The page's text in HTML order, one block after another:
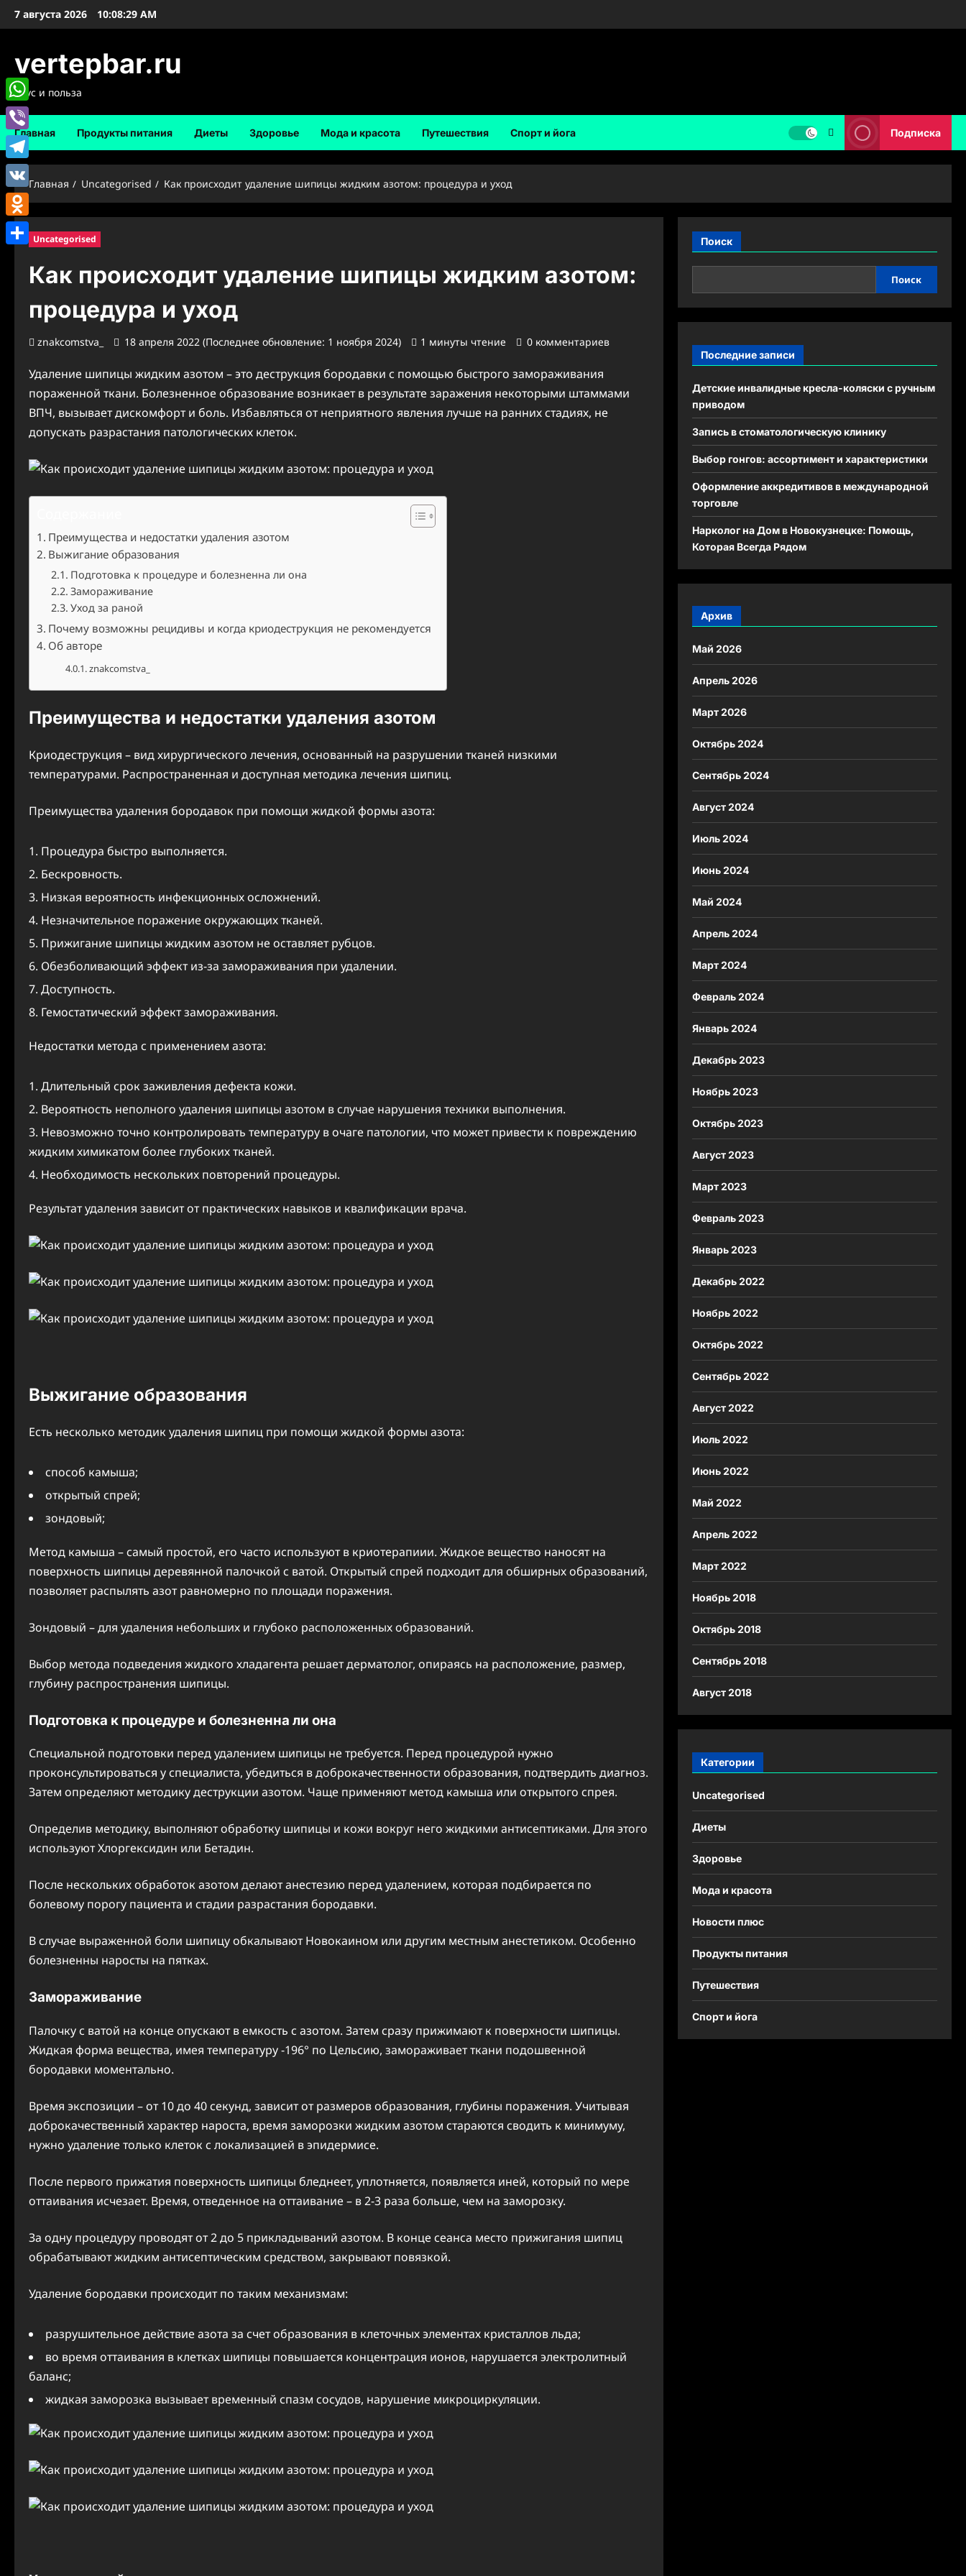
Перейти
7 августа 2026 10:08:30 AM
vertepbar.ru
Вкус и польза
Главная Продукты питания Диеты Здоровье Мода и красота Путешествия Спорт и йога Подписка
Главная Uncategorised Как происходит удаление шипицы жидким азотом: процедура и уход
Uncategorised
Как происходит удаление шипицы жидким азотом:
процедура и уход
znakcomstva_ 18 апреля 2022 (Последнее обновление: 1 ноября 2024) 1 минуты чтение 0 комментариев
Удаление шипицы жидким азотом – это деструкция бородавки с помощью быстрого замораживания
пораженной ткани. Болезненное образование возникает в результате заражения некоторыми штаммами
ВПЧ, вызывает дискомфорт и боль. Избавляться от неприятного явления лучше на ранних стадиях, не
допускать разрастания патологических клеток.
Преимущества и недостатки удаления азотом
Выжигание образования
Подготовка к процедуре и болезненна ли она
Замораживание
Уход за раной
Почему возможны рецидивы и когда криодеструкция не рекомендуется
Об авторе
znakcomstva_
Преимущества и недостатки удаления азотом
Криодеструкция – вид хирургического лечения, основанный на разрушении тканей низкими
температурами. Распространенная и доступная методика лечения шипиц.
Преимущества удаления бородавок при помощи жидкой формы азота:
Процедура быстро выполняется.
Бескровность.
Низкая вероятность инфекционных осложнений.
Незначительное поражение окружающих тканей.
Прижигание шипицы жидким азотом не оставляет рубцов.
Обезболивающий эффект из-за замораживания при удалении.
Доступность.
Гемостатический эффект замораживания.
Недостатки метода с применением азота:
Длительный срок заживления дефекта кожи.
Вероятность неполного удаления шипицы азотом в случае нарушения техники выполнения.
Невозможно точно контролировать температуру в очаге патологии, что может привести к повреждению
жидким химикатом более глубоких тканей.
Необходимость нескольких повторений процедуры.
Результат удаления зависит от практических навыков и квалификации врача.
Выжигание образования
Есть несколько методик удаления шипиц при помощи жидкой формы азота:
способ камыша;
открытый спрей;
зондовый;
Метод камыша – самый простой, его часто используют в криотерапиии. Жидкое вещество наносят на
поверхность шипицы деревянной палочкой с ватой. Открытый спрей подходит для обширных образований,
позволяет распылять азот равномерно по площади поражения.
Зондовый – для удаления небольших и глубоко расположенных образований.
Выбор метода подведения жидкого хладагента решает дерматолог, опираясь на расположение, размер,
глубину распространения шипицы.
Подготовка к процедуре и болезненна ли она
Специальной подготовки перед удалением шипицы не требуется. Перед процедурой нужно
проконсультироваться у специалиста, убедиться в доброкачественности образования, подтвердить диагноз.
Затем определяют методику деструкции азотом. Чаще применяют метод камыша или открытого спрея.
Определив методику, выполняют обработку шипицы и кожи вокруг него жидкими антисептиками. Для этого
используют Хлоргексидин или Бетадин.
После нескольких обработок азотом делают анестезию перед удалением, которая подбирается по
болевому порогу пациента и стадии разрастания бородавки.
В случае выраженной боли шипицу обкалывают Новокаином или другим местным анестетиком. Особенно
болезненны наросты на пятках.
Замораживание
Палочку с ватой на конце опускают в емкость с азотом. Затем сразу прижимают к поверхности шипицы.
Жидкая форма вещества, имея температуру -196° по Цельсию, замораживает ткани подошвенной
бородавки моментально.
Время экспозиции – от 10 до 40 секунд, зависит от размеров образования, глубины поражения. Учитывая
доброкачественный характер нароста, время заморозки жидким азотом стараются сводить к минимуму,
нужно удаление только клеток с локализацией в эпидермисе.
После первого прижатия поверхность шипицы бледнеет, уплотняется, появляется иней, который по мере
оттаивания исчезает. Время, отведенное на оттаивание – в 2-3 раза больше, чем на заморозку.
За одну процедуру проводят от 2 до 5 прикладываний азотом. В конце сеанса место прижигания шипиц
обрабатывают жидким антисептическим средством, закрывают повязкой.
Удаление бородавки происходит по таким механизмам:
разрушительное действие азота за счет образования в клеточных элементах кристаллов льда;
во время оттаивания в клетках шипицы повышается концентрация ионов, нарушается электролитный
баланс;
жидкая заморозка вызывает временный спазм сосудов, нарушение микроциркуляции.
Поиск
Поиск
Последние записи
Детские инвалидные кресла-коляски с ручным
приводом
Запись в стоматологическую клинику
Выбор гонгов: ассортимент и характеристики
Оформление аккредитивов в международной
торговле
Нарколог на Дом в Новокузнецке: Помощь,
Которая Всегда Рядом
Архив
Май 2026
Апрель 2026
Март 2026
Октябрь 2024
Сентябрь 2024
Август 2024
Июль 2024
Июнь 2024
Май 2024
Апрель 2024
Март 2024
Февраль 2024
Январь 2024
Декабрь 2023
Ноябрь 2023
Октябрь 2023
Август 2023
Март 2023
Февраль 2023
Январь 2023
Декабрь 2022
Ноябрь 2022
Октябрь 2022
Сентябрь 2022
Август 2022
Июль 2022
Июнь 2022
Май 2022
Апрель 2022
Март 2022
Ноябрь 2018
Октябрь 2018
Сентябрь 2018
Август 2018
Категории
Uncategorised
Диеты
Здоровье
Мода и красота
Новости плюс
Продукты питания
Путешествия
Спорт и йога
WhatsApp
Viber
Telegram
VK
Odnoklassniki